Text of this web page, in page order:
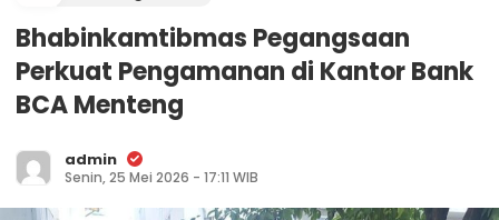
Bhabinkamtibmas Pegangsaan
Perkuat Pengamanan di Kantor Bank
BCA Menteng
admin
Senin, 25 Mei 2026 - 17:11 WIB